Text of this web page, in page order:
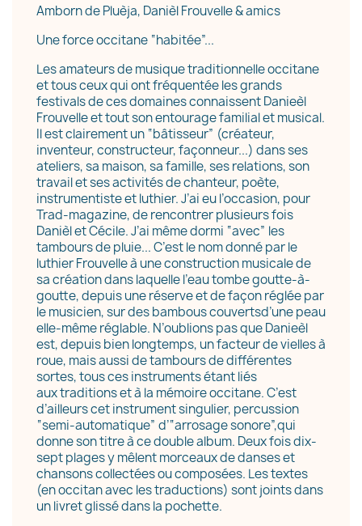
Amborn de Pluèja, Danièl Frouvelle & amics
Une force occitane “habitée”...
Les amateurs de musique traditionnelle occitane
et tous ceux qui ont fréquentée les grands
festivals de ces domaines connaissent Danieèl
Frouvelle et tout son entourage familial et musical.
Il est clairement un “bâtisseur” (créateur,
inventeur, constructeur, façonneur...) dans ses
ateliers, sa maison, sa famille, ses relations, son
travail et ses activités de chanteur, poète,
instrumentiste et luthier. J’ai eu l’occasion, pour
Trad-magazine, de rencontrer plusieurs fois
Danièl et Cécile. J’ai même dormi “avec” les
tambours de pluie... C’est le nom donné par le
luthier Frouvelle à une construction musicale de
sa création dans laquelle l’eau tombe goutte-à-
goutte, depuis une réserve et de façon réglée par
le musicien, sur des bambous couvertsd’une peau
elle-même réglable. N’oublions pas que Danieèl
est, depuis bien longtemps, un facteur de vielles à
roue, mais aussi de tambours de différentes
sortes, tous ces instruments étant liés
aux traditions et à la mémoire occitane. C’est
d’ailleurs cet instrument singulier, percussion
“semi-automatique” d’“arrosage sonore”,qui
donne son titre à ce double album. Deux fois dix-
sept plages y mêlent morceaux de danses et
chansons collectées ou composées. Les textes
(en occitan avec les traductions) sont joints dans
un livret glissé dans la pochette.
Créer une liste d'envies
Nom de la liste d'envies
Annuler Créer une liste d'envies